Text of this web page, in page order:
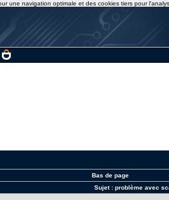
Bas de page
Sujet :problème avec
une navigation optimale et des cookies tiers pour